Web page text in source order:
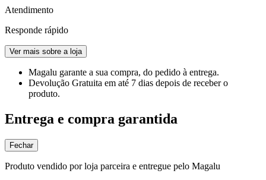
Atendimento
Responde rápido
Ver mais sobre a loja
Magalu garante a sua compra, do pedido à entrega.
Devolução Gratuita em até 7 dias depois de receber o
produto.
Entrega e compra garantida
Fechar
Produto vendido por loja parceira e entregue pelo Magalu